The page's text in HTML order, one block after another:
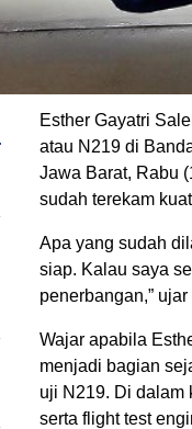
Esther Gayatri
atau N219 di
Jawa Barat, Rabu
sudah terekam
Apa yang sudah
siap. Kalau saya
penerbangan,” ujar
Wajar apabila
menjadi bagian
uji N219. Di dalam
serta flight test